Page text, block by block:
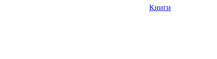
Книги